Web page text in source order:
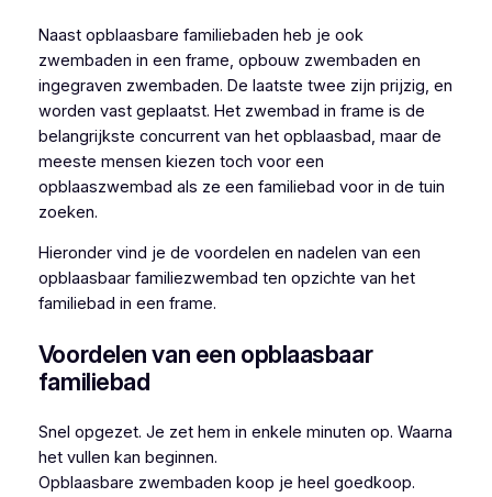
Naast opblaasbare familiebaden heb je ook
zwembaden in een frame, opbouw zwembaden en
ingegraven zwembaden. De laatste twee zijn prijzig, en
worden vast geplaatst. Het zwembad in frame is de
belangrijkste concurrent van het opblaasbad, maar de
meeste mensen kiezen toch voor een
opblaaszwembad als ze een familiebad voor in de tuin
zoeken.
Hieronder vind je de voordelen en nadelen van een
opblaasbaar familiezwembad ten opzichte van het
familiebad in een frame.
Voordelen van een opblaasbaar
familiebad
Snel opgezet. Je zet hem in enkele minuten op. Waarna
het vullen kan beginnen.
Opblaasbare zwembaden koop je heel goedkoop.